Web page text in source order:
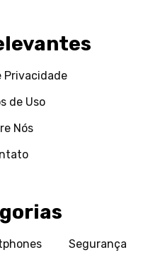
Privacidade
de Uso
Nós
Segurança